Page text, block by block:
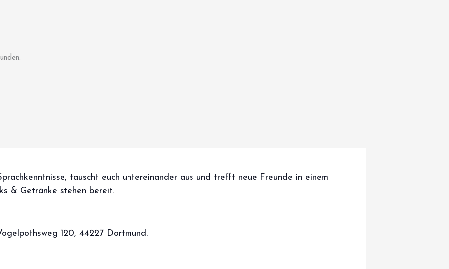
tauscht euch untereinander aus und trefft neue Freunde in einem
& Getränke stehen bereit.
120, 44227 Dortmund.